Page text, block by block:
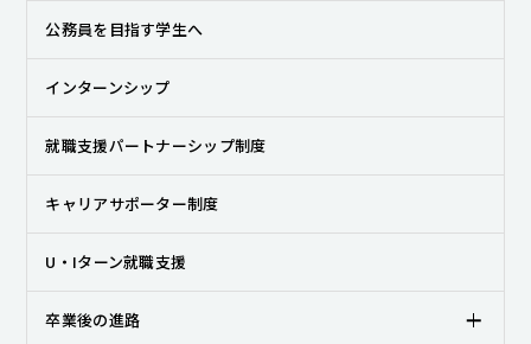
研究活動
キャンパスライフ
就職・キャリア支援
公務員を目指す学生へ
インターンシップ
就職支援パートナーシップ制度
キャリアサポーター制度
U・Iターン就職支援
卒業後の進路